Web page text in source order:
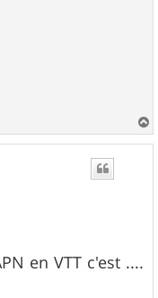
a
en VTT c'est ....